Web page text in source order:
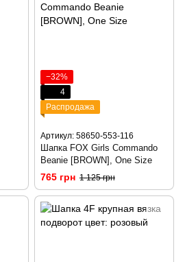
−32%
4
Распродажа
Артикул: 58650-553-116
Шапка FOX Girls Commando
Beanie [BROWN], One Size
765 грн 1 125 грн